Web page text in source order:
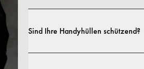
Sind Ihre Handyhüllen schützend?